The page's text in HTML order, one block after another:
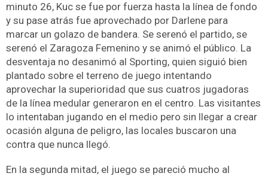
minuto 26, Kuc se fue por fuerza hasta la línea de fondo
y su pase atrás fue aprovechado por Darlene para
marcar un golazo de bandera. Se serenó el partido, se
serenó el Zaragoza Femenino y se animó el público. La
desventaja no desanimó al Sporting, quien siguió bien
plantado sobre el terreno de juego intentando
aprovechar la superioridad que sus cuatros jugadoras
de la línea medular generaron en el centro. Las visitantes
lo intentaban jugando en el medio pero sin llegar a crear
ocasión alguna de peligro, las locales buscaron una
contra que nunca llegó.
En la segunda mitad, el juego se pareció mucho al